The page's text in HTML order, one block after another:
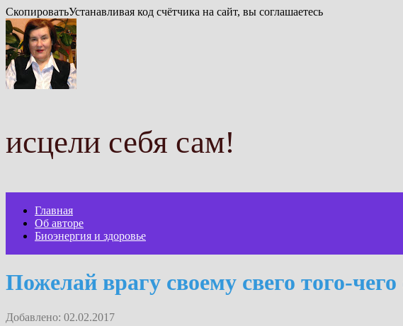
СкопироватьУстанавливая код счётчика на сайт, вы соглашаетесь
исцели себя сам!
Главная
Об авторе
Биоэнергия и здоровье
Пожелай врагу своему свего того-
Добавлено: 02.02.2017